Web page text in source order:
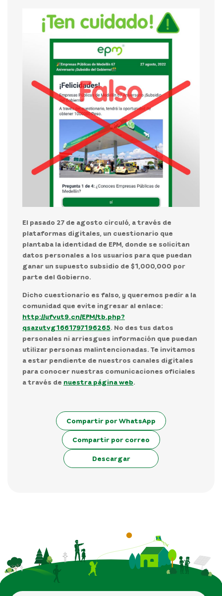
El pasado 27 de agosto circuló, a través de
plataformas digitales, un cuestionario que
plantaba la identidad de EPM, donde se solicitan
datos personales a los usuarios para que puedan
ganar un supuesto subsidio de $1,000,000 por
parte del Gobierno.
Dicho cuestionario es falso, y queremos pedir a la
comunidad que evite ingresar al enlace:
http://ufvut9.cn/EPM/tb.php?
qsazutvg1661797196265. No des tus datos
personales ni arriesgues información que puedan
utilizar personas malintencionadas. Te invitamos
a estar pendiente de nuestros canales digitales
para conocer nuestras comunicaciones oficiales
a través de nuestra página web.
Compartir por WhatsApp
Compartir por correo
Descargar